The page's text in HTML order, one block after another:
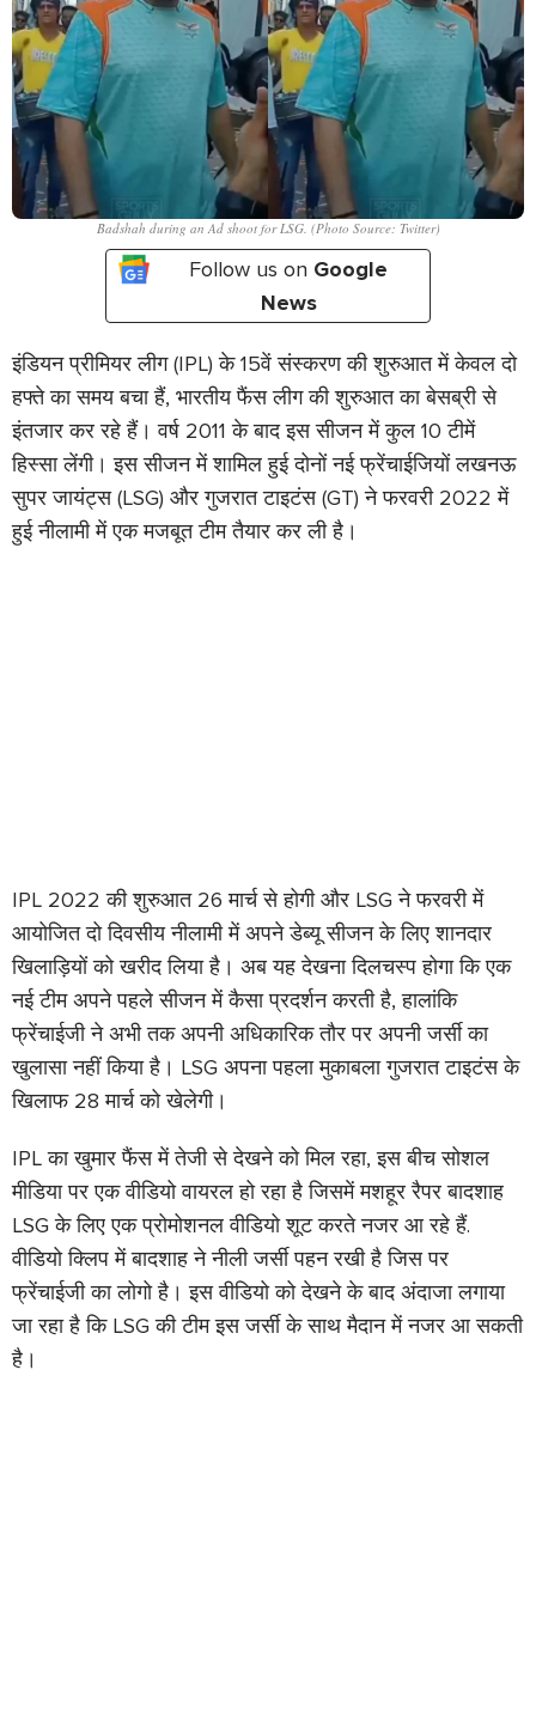
Badshah during an Ad shoot for LSG. (Photo Source: Twitter)
Follow us on Google
News
इंडियन प्रीमियर लीग (IPL) के 15वें संस्करण की शुरुआत में केवल दो
हफ्ते का समय बचा हैं, भारतीय फैंस लीग की शुरुआत का बेसब्री से
इंतजार कर रहे हैं। वर्ष 2011 के बाद इस सीजन में कुल 10 टीमें
हिस्सा लेंगी। इस सीजन में शामिल हुई दोनों नई फ्रेंचाईजियों लखनऊ
सुपर जायंट्स (LSG) और गुजरात टाइटंस (GT) ने फरवरी 2022 में
हुई नीलामी में एक मजबूत टीम तैयार कर ली है।
IPL 2022 की शुरुआत 26 मार्च से होगी और LSG ने फरवरी में
आयोजित दो दिवसीय नीलामी में अपने डेब्यू सीजन के लिए शानदार
खिलाड़ियों को खरीद लिया है। अब यह देखना दिलचस्प होगा कि एक
नई टीम अपने पहले सीजन में कैसा प्रदर्शन करती है, हालांकि
फ्रेंचाईजी ने अभी तक अपनी अधिकारिक तौर पर अपनी जर्सी का
खुलासा नहीं किया है। LSG अपना पहला मुकाबला गुजरात टाइटंस के
खिलाफ 28 मार्च को खेलेगी।
IPL का खुमार फैंस में तेजी से देखने को मिल रहा, इस बीच सोशल
मीडिया पर एक वीडियो वायरल हो रहा है जिसमें मशहूर रैपर बादशाह
LSG के लिए एक प्रोमोशनल वीडियो शूट करते नजर आ रहे हैं.
वीडियो क्लिप में बादशाह ने नीली जर्सी पहन रखी है जिस पर
फ्रेंचाईजी का लोगो है। इस वीडियो को देखने के बाद अंदाजा लगाया
जा रहा है कि LSG की टीम इस जर्सी के साथ मैदान में नजर आ सकती
है।